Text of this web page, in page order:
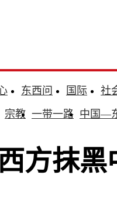
东西问 国际
社
宗教 一带一路 中国—
方抹